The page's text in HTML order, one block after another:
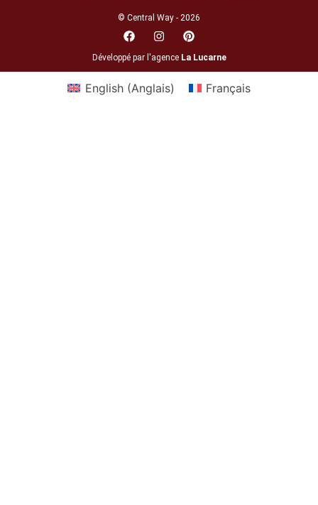
© Central Way - 2026
Développé par l'agence La Lucarne
English(Anglais) Français